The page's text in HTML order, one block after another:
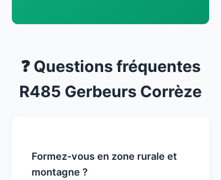
❓ Questions fréquentes
R485 Gerbeurs Corrèze
Formez-vous en zone rurale et
montagne ?